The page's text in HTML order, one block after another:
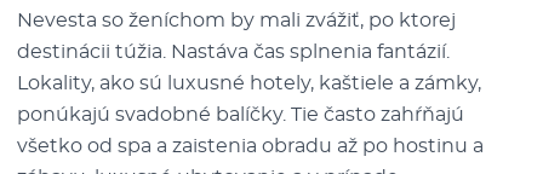
Nevesta so ženíchom by mali zvážiť, po ktorej
destinácii túžia. Nastáva čas splnenia fantázií.
Lokality, ako sú luxusné hotely, kaštiele a zámky,
ponúkajú svadobné balíčky. Tie často zahŕňajú
všetko od spa a zaistenia obradu až po hostinu a